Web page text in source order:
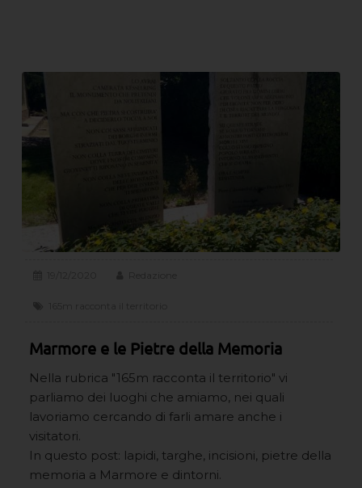
Marmore e le Pietre della Memoria
Nella rubrica "165m racconta il territorio" vi
parliamo dei luoghi che amiamo, nei quali
lavoriamo cercando di farli amare anche i
visitatori.
In questo post: lapidi, targhe, incisioni, pietre della
memoria a Marmore e dintorni.